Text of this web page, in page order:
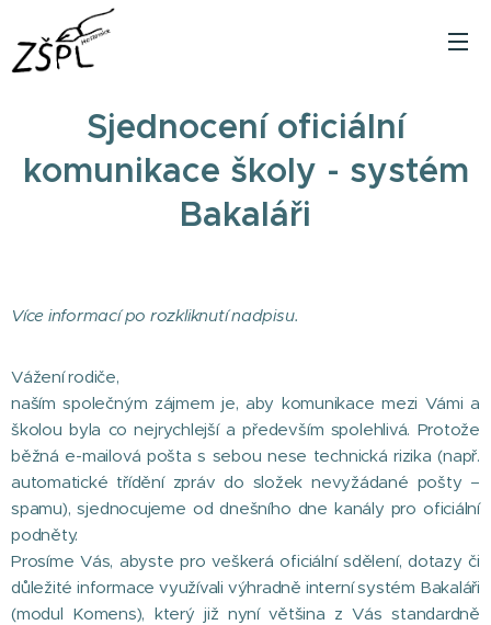
Sjednocení oficiální
komunikace školy - systém
Bakaláři
Více informací po rozkliknutí nadpisu.
Vážení rodiče,
naším společným zájmem je, aby komunikace mezi Vámi a
školou byla co nejrychlejší a především spolehlivá. Protože
běžná e-mailová pošta s sebou nese technická rizika (např.
automatické třídění zpráv do složek nevyžádané pošty –
spamu), sjednocujeme od dnešního dne kanály pro oficiální
podněty.
Prosíme Vás, abyste pro veškerá oficiální sdělení, dotazy či
důležité informace využívali výhradně interní systém Bakaláři
(modul Komens), který již nyní většina z Vás standardně